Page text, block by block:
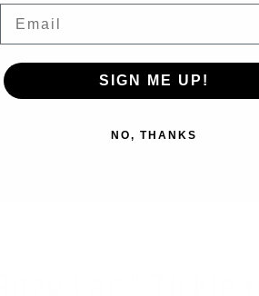
SIGN ME UP!
NO, THANKS